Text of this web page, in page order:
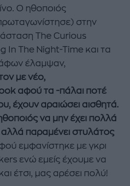
Ο ηθοποιός
στην
The Curious
In The Night-Time και τα
έλαμψαν,
με νέο,
αφού τα -πάλαι ποτέ
έχουν αραιώσει αισθητά.
να μην έχει πολλά
παραμένει στυλάτος
εμφανίστηκε με γκρι
ενώ εμείς έχουμε να
έτσι, μας αρέσει πολύ!